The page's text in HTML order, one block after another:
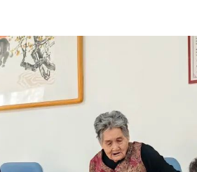
度，守护“小家”热气腾腾
人大代